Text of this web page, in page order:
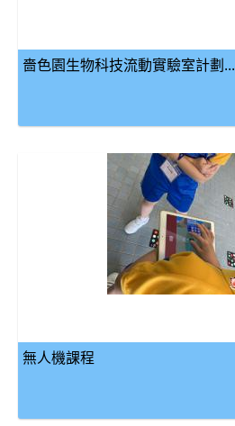
嗇色園生物科技流動實驗室計劃...
無人機課程